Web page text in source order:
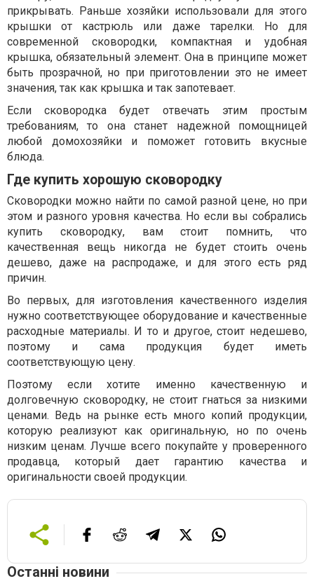
прикрывать. Раньше хозяйки использовали для этого
крышки от кастрюль или даже тарелки. Но для
современной сковородки, компактная и удобная
крышка, обязательный элемент. Она в принципе может
быть прозрачной, но при приготовлении это не имеет
значения, так как крышка и так запотевает.
Если сковородка будет отвечать этим простым
требованиям, то она станет надежной помощницей
любой домохозяйки и поможет готовить вкусные
блюда.
Где купить хорошую сковородку
Сковородки можно найти по самой разной цене, но при
этом и разного уровня качества. Но если вы собрались
купить сковородку, вам стоит помнить, что
качественная вещь никогда не будет стоить очень
дешево, даже на распродаже, и для этого есть ряд
причин.
Во первых, для изготовления качественного изделия
нужно соответствующее оборудование и качественные
расходные материалы. И то и другое, стоит недешево,
поэтому и сама продукция будет иметь
соответствующую цену.
Поэтому если хотите именно качественную и
долговечную сковородку, не стоит гнаться за низкими
ценами. Ведь на рынке есть много копий продукции,
которую реализуют как оригинальную, но по очень
низким ценам. Лучше всего покупайте у проверенного
продавца, который дает гарантию качества и
оригинальности своей продукции.
Останні новини